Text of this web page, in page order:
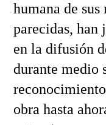
humana de
parecidas, han
en la difusión
durante medio
obra hasta